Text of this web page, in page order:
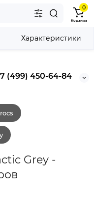
(499) 450-64-84
0
Корзина
Grey -
Характеристики